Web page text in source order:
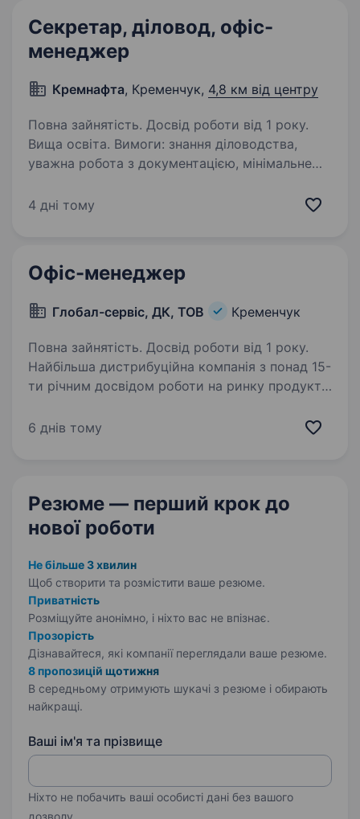
Секретар, діловод, офіс-
менеджер
Кремнафта, Кременчук, 4,8 км від центру
Повна зайнятість. Досвід роботи від 1 року.
Вища освіта. Вимоги: знання діловодства,
уважна робота з документацією, мінімальне
програмами Microsoft Office,1С та Медок,
4 дні тому
Офіс-менеджер
Глобал-сервіс, ДК, ТОВ Кременчук
Повна зайнятість. Досвід роботи від 1 року.
Найбільша дистрибуційна компанія з понад 15-
ти річним досвідом роботи на ринку продуктів
роботу офіс-адміністратора. Від успішних
6 днів тому
Резюме — перший крок до
нової роботи
Не більше 3 хвилин
Щоб створити та розмістити ваше резюме.
Приватність
Розміщуйте анонімно, і ніхто вас не впізнає.
Прозорість
Дізнавайтеся, які компанії переглядали ваше резюме.
8 пропозицій щотижня
В середньому отримують шукачі з резюме і обирають
найкращі.
Ваші ім'я та прізвище
Ніхто не побачить ваші особисті дані без вашого
дозволу.